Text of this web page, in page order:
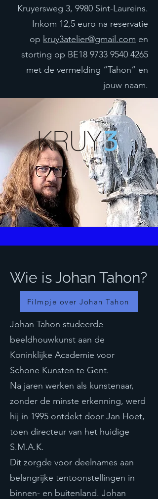
Kruyersweg 3, 9980 Sint-Laureins.
Inkom 12,5 euro na reservatie
op kruy3atelier@gmail.com en
storting op BE18 9733 9540 4265
met de vermelding “Tahon” en
jouw naam.
Wie is Johan Tahon?
Filmpje over Johan Tahon
Johan Tahon studeerde
beeldhouwkunst aan de
Koninklijke Academie voor
Schone Kunsten te Gent.
Na jaren werken als kunstenaar,
zonder de minste erkenning, werd
hij in 1995 ontdekt door Jan Hoet,
toen directeur van het huidige
S.M.A.K.
Dit zorgde voor deelnames aan
belangrijke tentoonstellingen in
binnen- en buitenland. Johan